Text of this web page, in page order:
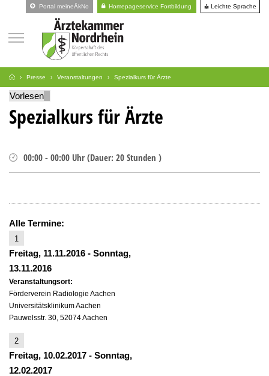
Portal meineÄkNo Homepageservice Fortbildung Leichte Sprache
Presse Veranstaltungen Spezialkurs für Ärzte
Vorlesen
Spezialkurs für Ärzte
00:00 - 00:00 Uhr (Dauer: 20 Stunden )
Alle Termine:
1
Freitag, 11.11.2016 - Sonntag,
13.11.2016
Veranstaltungsort:
Förderverein Radiologie Aachen
Universitätsklinikum Aachen
Pauwelsstr. 30, 52074 Aachen
2
Freitag, 10.02.2017 - Sonntag,
12.02.2017